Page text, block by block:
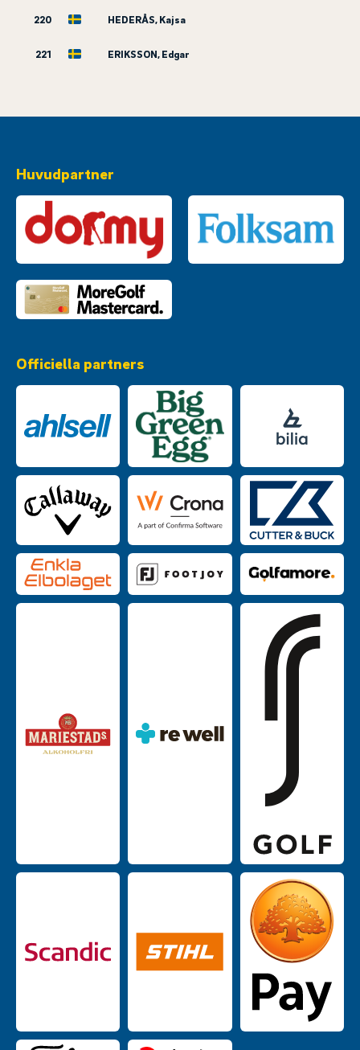
220 HEDERÅS, Kajsa
221 ERIKSSON, Edgar
Huvudpartner
Officiella partners